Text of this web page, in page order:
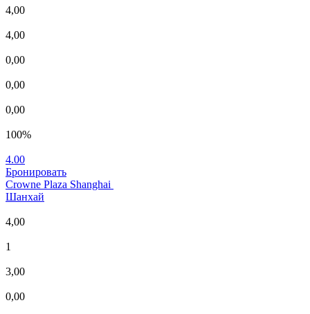
4,00
4,00
0,00
0,00
0,00
100%
4.00
Бронировать
Crowne Plaza Shanghai
Шанхай
4,00
1
3,00
0,00